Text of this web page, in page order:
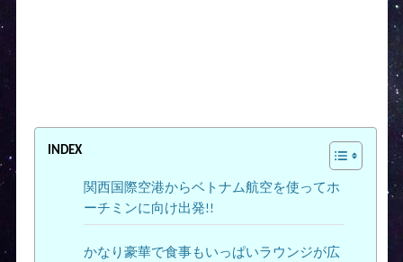
INDEX
関西国際空港からベトナム航空を使ってホ
ーチミンに向け出発!!
かなり豪華で食事もいっぱいラウンジが広